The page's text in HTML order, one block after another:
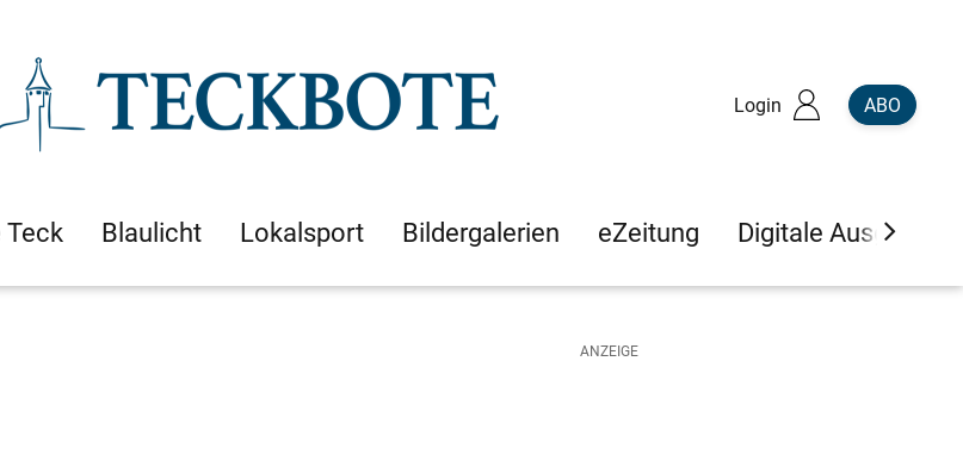
Login ABO
Teck Blaulicht Lokalsport Bildergalerien eZeitung Digitale Ausgaben